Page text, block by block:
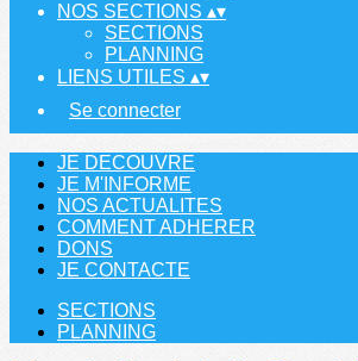
NOS SECTIONS ▴▾
SECTIONS
PLANNING
LIENS UTILES ▴▾
Se connecter
JE DECOUVRE
JE M'INFORME
NOS ACTUALITES
COMMENT ADHERER
DONS
JE CONTACTE
SECTIONS
PLANNING